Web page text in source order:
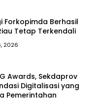
Forkopimda Berhasil
Tetap Terkendali
2026
Awards, Sekdaprov
Digitalisasi yang
Pemerintahan